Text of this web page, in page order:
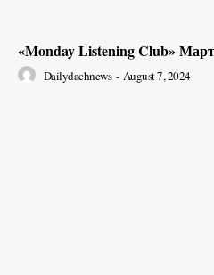
«Monday Listening Club»
Dailydachnews - August 7, 2024